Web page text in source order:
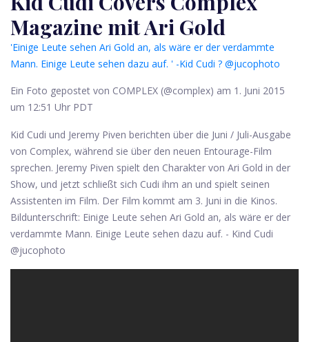
Magazine mit Ari Gold
'Einige Leute sehen Ari Gold an, als wäre er der verdammte
Mann. Einige Leute sehen dazu auf. ' -Kid Cudi ? @jucophoto
Ein Foto gepostet von COMPLEX (@complex) am 1. Juni 2015
um 12:51 Uhr PDT
Kid Cudi und Jeremy Piven berichten über die Juni / Juli-Ausgabe
von Complex, während sie über den neuen Entourage-Film
sprechen. Jeremy Piven spielt den Charakter von Ari Gold in der
Show, und jetzt schließt sich Cudi ihm an und spielt seinen
Assistenten im Film. Der Film kommt am 3. Juni in die Kinos.
Bildunterschrift: Einige Leute sehen Ari Gold an, als wäre er der
verdammte Mann. Einige Leute sehen dazu auf. - Kind Cudi
@jucophoto